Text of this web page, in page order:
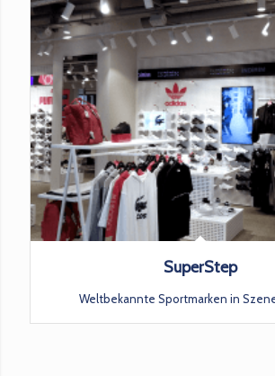
SuperStep
Weltbekannte Sportmarken in